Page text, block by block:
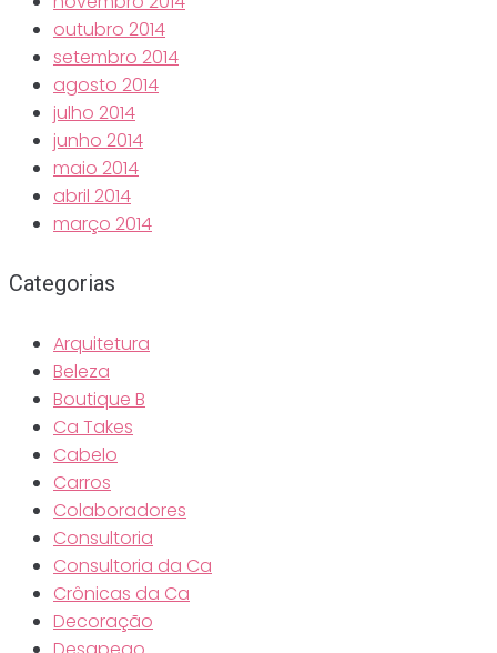
outubro 2014
setembro 2014
agosto 2014
julho 2014
junho 2014
maio 2014
abril 2014
março 2014
Categorias
Arquitetura
Beleza
Boutique B
Ca Takes
Cabelo
Carros
Colaboradores
Consultoria
Consultoria da Ca
Crônicas da Ca
Decoração